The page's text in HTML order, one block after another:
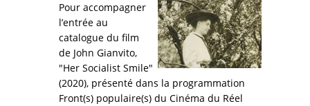
Pour accompagner
l’entrée au
catalogue du film
de John Gianvito,
"Her Socialist Smile"
(2020), présenté dans la programmation
Front(s) populaire(s) du Cinéma du Réel